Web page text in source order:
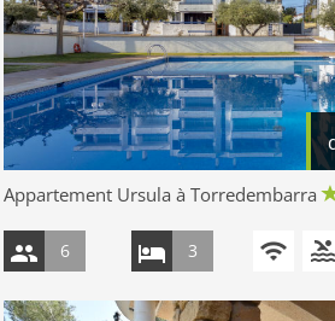
Appartement Ursula à Torredembarra
6 3